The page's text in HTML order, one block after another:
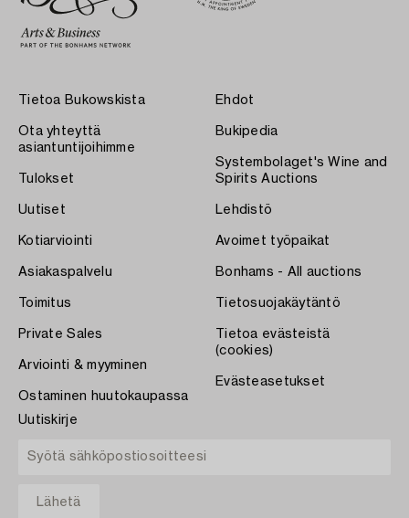
Tietoa Bukowskista
Ota yhteyttä
asiantuntijoihimme
Tulokset
Uutiset
Kotiarviointi
Asiakaspalvelu
Toimitus
Private Sales
Arviointi & myyminen
Ostaminen huutokaupassa
Ehdot
Bukipedia
Systembolaget's Wine and
Spirits Auctions
Lehdistö
Avoimet työpaikat
Bonhams - All auctions
Tietosuojakäytäntö
Tietoa evästeistä
(cookies)
Evästeasetukset
Uutiskirje